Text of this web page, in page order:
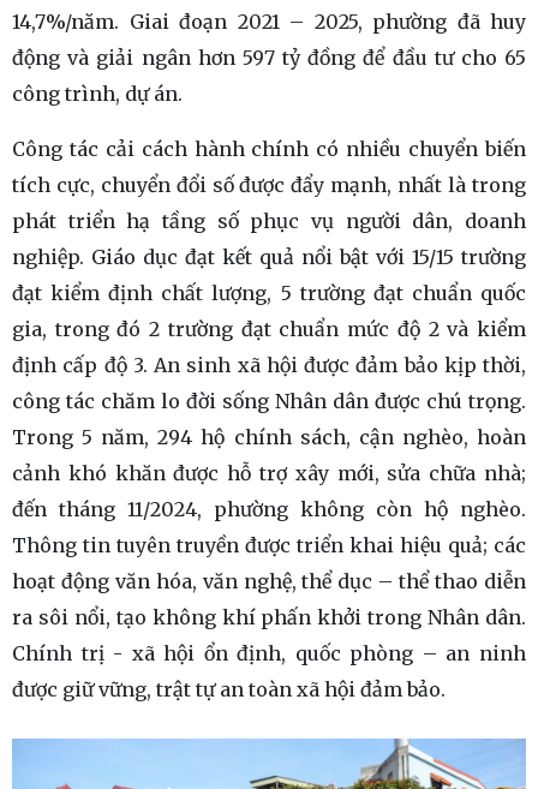
14,7%/năm. Giai đoạn 2021 – 2025, phường đã huy
động và giải ngân hơn 597 tỷ đồng để đầu tư cho 65
công trình, dự án.
Công tác cải cách hành chính có nhiều chuyển biến
tích cực, chuyển đổi số được đẩy mạnh, nhất là trong
phát triển hạ tầng số phục vụ người dân, doanh
nghiệp. Giáo dục đạt kết quả nổi bật với 15/15 trường
đạt kiểm định chất lượng, 5 trường đạt chuẩn quốc
gia, trong đó 2 trường đạt chuẩn mức độ 2 và kiểm
định cấp độ 3. An sinh xã hội được đảm bảo kịp thời,
công tác chăm lo đời sống Nhân dân được chú trọng.
Trong 5 năm, 294 hộ chính sách, cận nghèo, hoàn
cảnh khó khăn được hỗ trợ xây mới, sửa chữa nhà;
đến tháng 11/2024, phường không còn hộ nghèo.
Thông tin tuyên truyền được triển khai hiệu quả; các
hoạt động văn hóa, văn nghệ, thể dục – thể thao diễn
ra sôi nổi, tạo không khí phấn khởi trong Nhân dân.
Chính trị - xã hội ổn định, quốc phòng – an ninh
được giữ vững, trật tự an toàn xã hội đảm bảo.